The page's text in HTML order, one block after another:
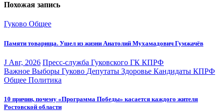
Похожая запись
Гуково Общее
Памяти товарища. Ушел из жизни Анатолий Мухамадович Гумжачёв
J Авг, 2026 Пресс-служба Гуковского ГК КПРФ
Важное Выборы Гуково Депутаты Здоровье Кандидаты КПРФ
Общее Политика
10 причин, почему «Программа Победы» касается каждого жителя
Ростовской области